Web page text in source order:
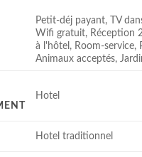
Petit-déj payant, TV
Wifi gratuit, Réception
à l'hôtel, Room-service,
Animaux acceptés,
Hotel
Hotel traditionnel